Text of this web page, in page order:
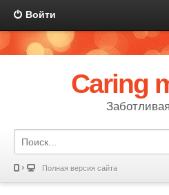
Войти
Caring
Полная версия сайта